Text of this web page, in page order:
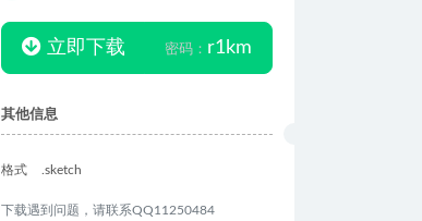
立即下载 密码： r1km
其他信息
格式 .sketch
下载遇到问题，请联系QQ11250484